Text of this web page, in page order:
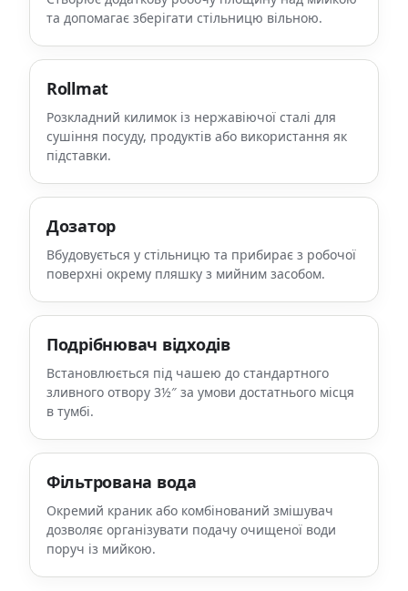
та допомагає зберігати стільницю вільною.
Rollmat
Розкладний килимок із нержавіючої сталі для
сушіння посуду, продуктів або використання як
підставки.
Дозатор
Вбудовується у стільницю та прибирає з робочої
поверхні окрему пляшку з мийним засобом.
Подрібнювач відходів
Встановлюється під чашею до стандартного
зливного отвору 3½″ за умови достатнього місця
в тумбі.
Фільтрована вода
Окремий краник або комбінований змішувач
дозволяє організувати подачу очищеної води
поруч із мийкою.